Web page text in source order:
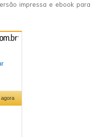
impressa e ebook para